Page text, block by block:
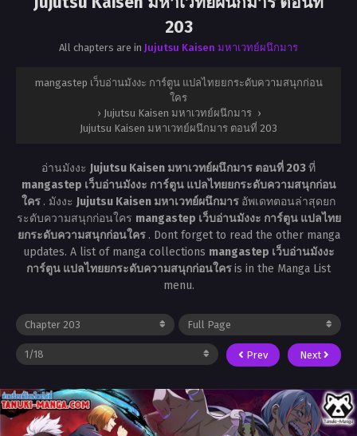
203
All chapters are in Jujutsu Kaisen มหาเวทย์ผนึกมาร
mangastep เว็บอ่านมังงะ การ์ตูน แปลไทยยกระดับความสนุกก่อน
ใคร
› Jujutsu Kaisen มหาเวทย์ผนึกมาร ›
Jujutsu Kaisen มหาเวทย์ผนึกมาร ตอนที่ 203
อ่านมังงะ Jujutsu Kaisen มหาเวทย์ผนึกมาร ตอนที่ 203ที่
mangastep เว็บอ่านมังงะ การ์ตูน แปลไทยยกระดับความสนุกก่อน
ใคร . มังงะ Jujutsu Kaisen มหาเวทย์ผนึกมาร อัพเดทตอนล่าสุดยก
ระดับความสนุกก่อนใคร mangastep เว็บอ่านมังงะ การ์ตูน แปลไทย
ยกระดับความสนุกก่อนใคร . Dont forget to read the other manga
updates. A list of manga collections mangastep เว็บอ่านมังงะ
การ์ตูน แปลไทยยกระดับความสนุกก่อนใครis in the Manga List
menu.
Prev Next